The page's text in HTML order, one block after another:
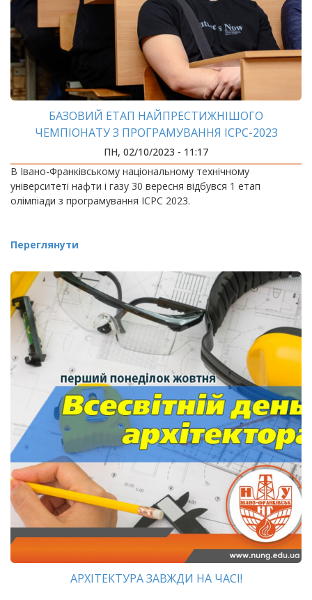
БАЗОВИЙ ЕТАП НАЙПРЕСТИЖНІШОГО
ЧЕМПІОНАТУ З ПРОГРАМУВАННЯ ICPC-2023
ПРОЙШОВ У ІФНТУНГ
ПН, 02/10/2023 - 11:17
В Івано-Франківському національному технічному
університеті нафти і газу 30 вересня відбувся 1 етап
олімпіади з програмування ICPC 2023.
Переглянути
АРХІТЕКТУРА ЗАВЖДИ НА ЧАСІ!